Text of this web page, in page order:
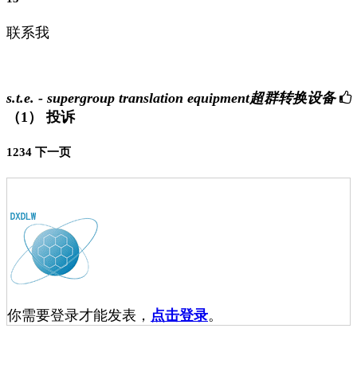
联系我
s.t.e. - supergroup translation equipment超群转换设备
（1）
投诉
1234 下一页
你需要登录才能发表， 点击登录。